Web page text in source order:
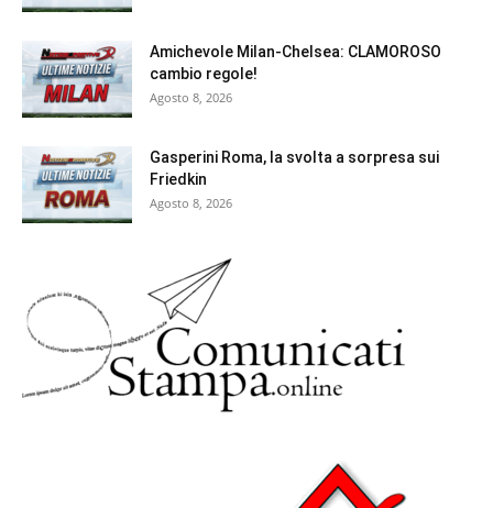
Amichevole Milan-Chelsea: CLAMOROSO
cambio regole!
Agosto 8, 2026
Gasperini Roma, la svolta a sorpresa sui
Friedkin
Agosto 8, 2026